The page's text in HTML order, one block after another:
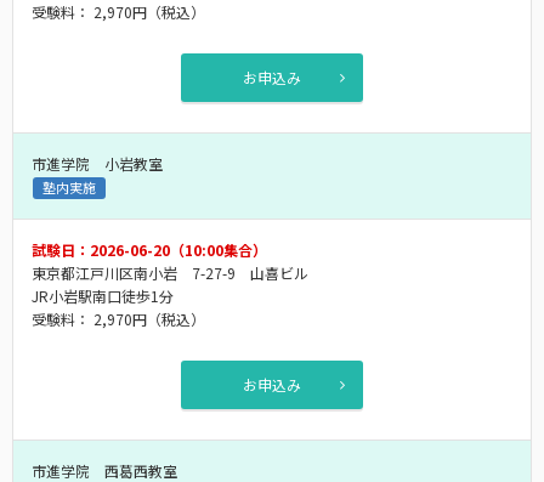
受験料： 2,970円 （税込）
お申込み
市進学院 小岩教室
塾内実施
試験日：2026-06-20（10:00集合）
東京都江戸川区南小岩 7-27-9 山喜ビル
JR小岩駅南口徒歩1分
受験料： 2,970円 （税込）
お申込み
市進学院 西葛西教室